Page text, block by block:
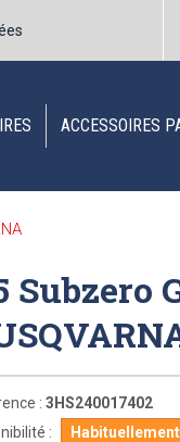
ACCESSOIRES
Subzero
: 3HS240017402
: